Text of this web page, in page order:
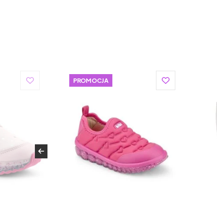
PROMOCJA